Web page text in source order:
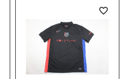
favorite_border